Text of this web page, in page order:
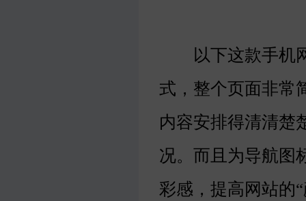
以下这款手机网
式，整个页面非常
内容安排得清清楚
况。而且为导航图
彩感，提高网站的